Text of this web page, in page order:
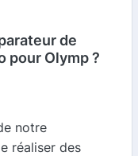
de
pour Olymp ?
notre
réaliser des